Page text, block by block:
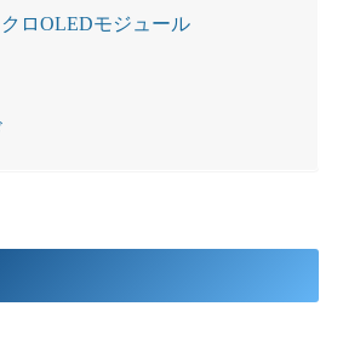
クロOLEDモジュール